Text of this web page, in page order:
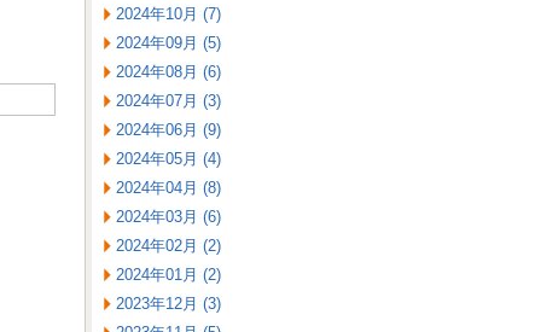
2024年10月 (7)
2024年09月 (5)
2024年08月 (6)
2024年07月 (3)
2024年06月 (9)
2024年05月 (4)
2024年04月 (8)
2024年03月 (6)
2024年02月 (2)
2024年01月 (2)
2023年12月 (3)